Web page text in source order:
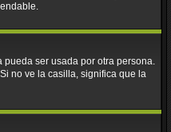
ser usada por otra persona.
no ve la casilla, significa que la